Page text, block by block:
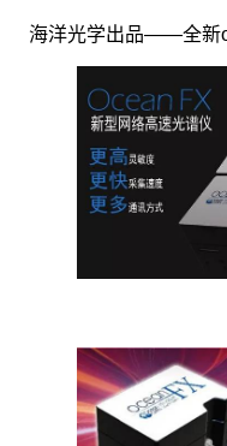
海洋光学出品——全新